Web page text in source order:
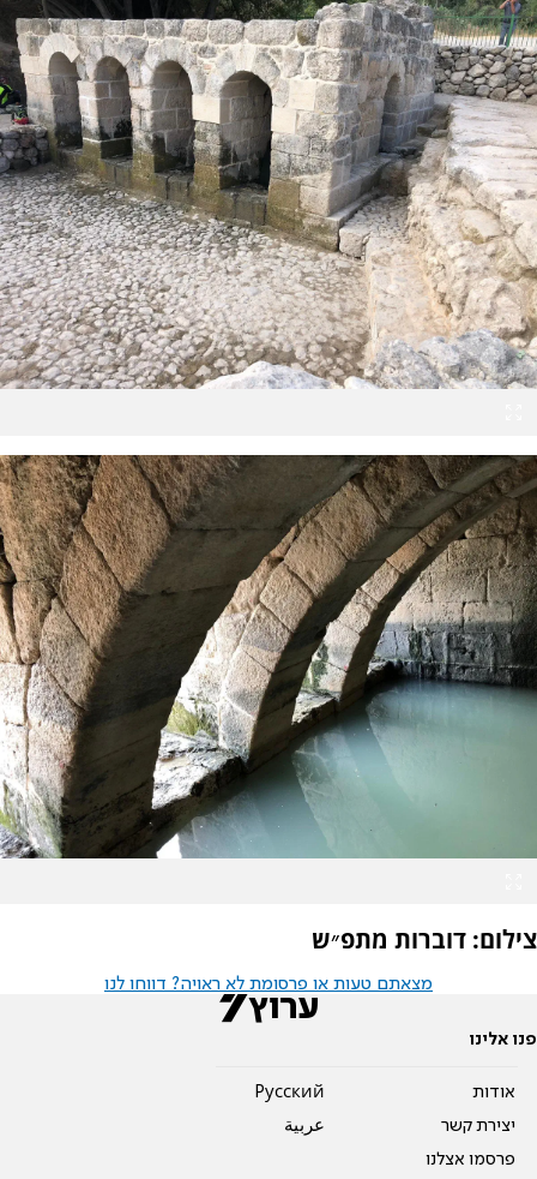
צילום: דוברות מתפ״ש
מצאתם טעות או פרסומת לא ראויה? דווחו לנו
פנו אלינו
אודות
יצירת קשר
פרסמו אצלנו
Pусский
عربية